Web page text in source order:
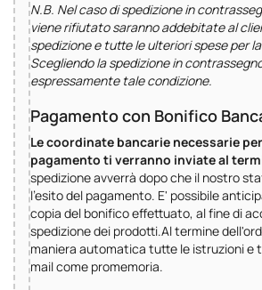
N.B. Nel caso di spedizione in
viene rifiutato saranno addebitate al
spedizione e tutte le ulteriori spese per
Scegliendo la spedizione in
espressamente tale condizione.
Pagamento con Bonifico
Le coordinate bancarie necessarie
pagamento ti verranno inviate al
spedizione avverrà dopo che il nostro
l'esito del pagamento. E' possibile
copia del bonifico effettuato, al fine di
spedizione dei prodotti.Al termine
maniera automatica tutte le istruzioni e
mail come promemoria.